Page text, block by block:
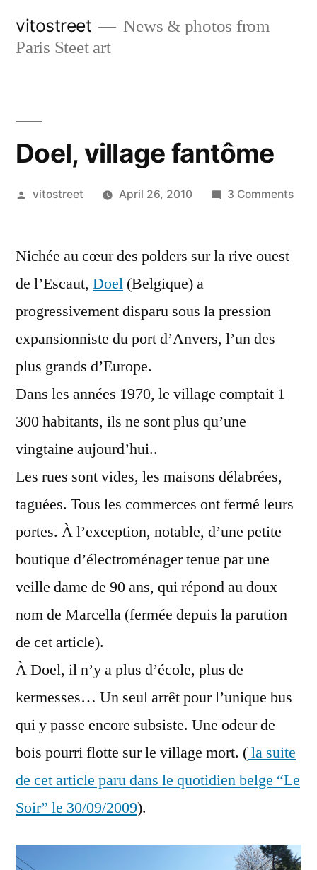
vitostreet
News & photos from
Paris Steet art
Doel, village fantôme
Posted
vitostreet April 26, 2010 3 Commentson
Nichée au cœur des polders sur la rive ouest
de l’Escaut, Doel (Belgique) a
progressivement disparu sous la pression
expansionniste du port d’Anvers, l’un des
plus grands d’Europe.
Dans les années 1970, le village comptait 1
300 habitants, ils ne sont plus qu’une
vingtaine aujourd’hui..
Les rues sont vides, les maisons délabrées,
taguées. Tous les commerces ont fermé leurs
portes. À l’exception, notable, d’une petite
boutique d’électroménager tenue par une
veille dame de 90 ans, qui répond au doux
nom de Marcella (fermée depuis la parution
de cet article).
À Doel, il n’y a plus d’école, plus de
kermesses… Un seul arrêt pour l’unique bus
qui y passe encore subsiste. Une odeur de
bois pourri flotte sur le village mort. (la suite
de cet article paru dans le quotidien belge “Le
Soir” le 30/09/2009).